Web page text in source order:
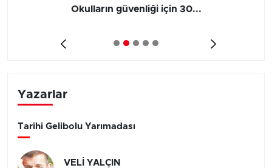
Okulların güvenliği için 30...
Yazarlar
Tarihi Gelibolu Yarımadası
VELİ YALÇIN